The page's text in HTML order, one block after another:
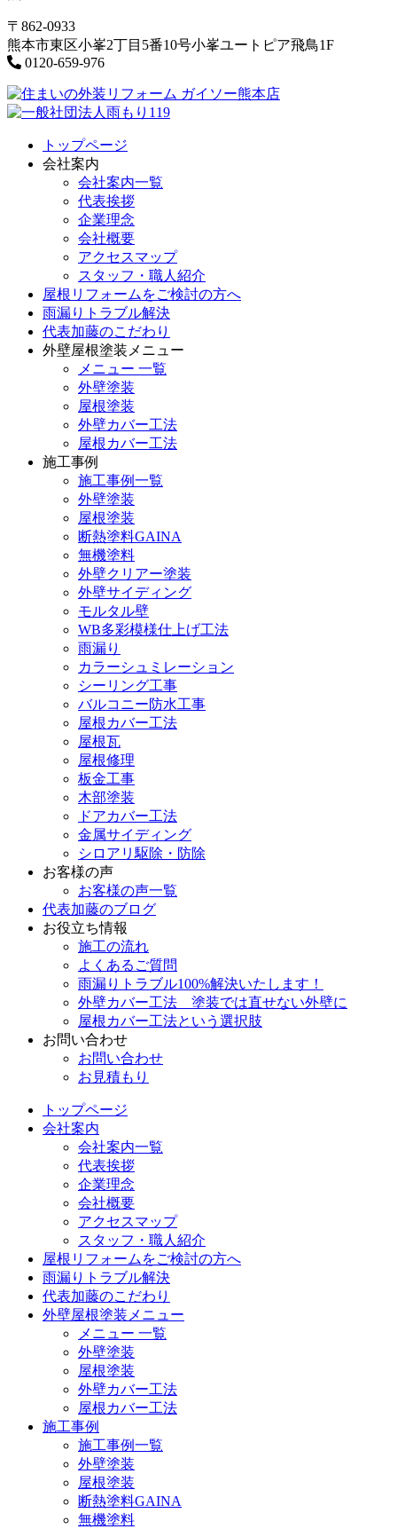
〒862-0933
熊本市東区小峯2丁目5番10号小峯ユートピア飛鳥1F
0120-659-976
トップページ
会社案内
会社案内一覧
代表挨拶
企業理念
会社概要
アクセスマップ
スタッフ・職人紹介
屋根リフォームをご検討の方へ
雨漏りトラブル解決
代表加藤のこだわり
外壁屋根塗装メニュー
メニュー 一覧
外壁塗装
屋根塗装
外壁カバー工法
屋根カバー工法
施工事例
施工事例一覧
外壁塗装
屋根塗装
断熱塗料GAINA
無機塗料
外壁クリアー塗装
外壁サイディング
モルタル壁
WB多彩模様仕上げ工法
雨漏り
カラーシュミレーション
シーリング工事
バルコニー防水工事
屋根カバー工法
屋根瓦
屋根修理
板金工事
木部塗装
ドアカバー工法
金属サイディング
シロアリ駆除・防除
お客様の声
お客様の声一覧
代表加藤のブログ
お役立ち情報
施工の流れ
よくあるご質問
雨漏りトラブル100%解決いたします！
外壁カバー工法 塗装では直せない外壁に
屋根カバー工法という選択肢
お問い合わせ
お問い合わせ
お見積もり
トップページ
会社案内
会社案内一覧
代表挨拶
企業理念
会社概要
アクセスマップ
スタッフ・職人紹介
屋根リフォームをご検討の方へ
雨漏りトラブル解決
代表加藤のこだわり
外壁屋根塗装メニュー
メニュー 一覧
外壁塗装
屋根塗装
外壁カバー工法
屋根カバー工法
施工事例
施工事例一覧
外壁塗装
屋根塗装
断熱塗料GAINA
無機塗料